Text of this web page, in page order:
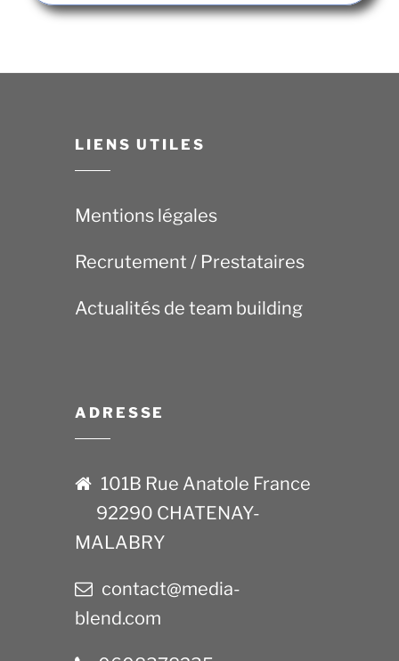
LIENS UTILES
Mentions légales
Recrutement / Prestataires
Actualités de team building
ADRESSE
101B Rue Anatole France
92290 CHATENAY-
MALABRY
contact@media-
blend.com